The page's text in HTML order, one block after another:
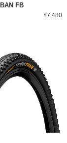
FB
¥7,480